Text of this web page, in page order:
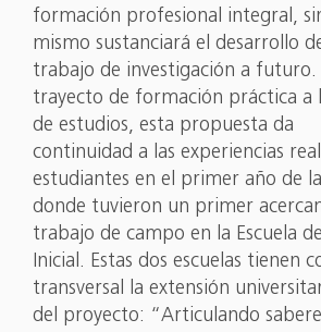
formación profesional integral,
mismo sustanciará el desarrollo
trabajo de investigación a futuro.
trayecto de formación práctica a
de estudios, esta propuesta da
continuidad a las experiencias
estudiantes en el primer año de
donde tuvieron un primer
trabajo de campo en la Escuela
Inicial. Estas dos escuelas tienen
transversal la extensión
del proyecto: “Articulando